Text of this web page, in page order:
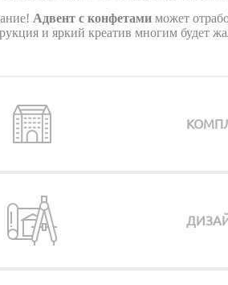
Адвент с конфетами может
и яркий креатив многим будет